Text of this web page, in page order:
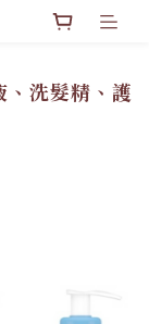
、洗髮精、護